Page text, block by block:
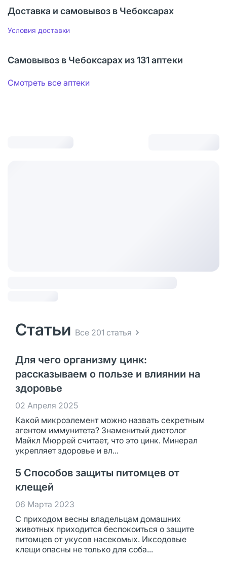
Доставка и самовывоз в Чебоксарах
Условия доставки
Самовывоз в Чебоксарах из 131 аптеки
Смотреть все аптеки
Статьи Все 201 статья
Для чего организму цинк:
рассказываем о пользе и влиянии на
здоровье
02 Апреля 2025
Какой микроэлемент можно назвать секретным
агентом иммунитета? Знаменитый диетолог
Майкл Мюррей считает, что это цинк. Минерал
укрепляет здоровье и вл...
5 Способов защиты питомцев от
клещей
06 Марта 2023
С приходом весны владельцам домашних
животных приходится беспокоиться о защите
питомцев от укусов насекомых. Иксодовые
клещи опасны не только для соба...